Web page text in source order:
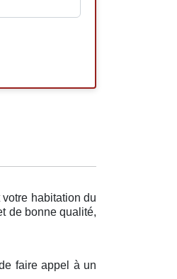
habitation du
de bonne qualité,
faire appel à un